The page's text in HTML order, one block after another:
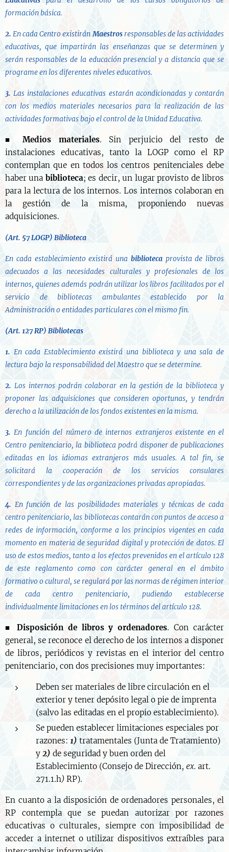
formación básica.
2. En cada Centro existiránMaestrosresponsables de las actividades
educativas, que impartirán las enseñanzas que se determinen y
serán responsables de la educación presencial y a distancia que se
programe en los diferentes niveles educativos.
3. Las instalaciones educativas estarán acondicionadas y contarán
con los medios materiales necesarios para la realización de las
actividades formativas bajo el control de la Unidad Educativa.
■ Medios materiales. Sin perjuicio del resto de
instalaciones educativas, tanto la LOGP como el RP
contemplan que en todos los centros penitenciales debe
haber una biblioteca; es decir, un lugar provisto de libros
para la lectura de los internos. Los internos colaboran en
la gestión de la misma, proponiendo nuevas
adquisiciones.
(Art. 57 LOGP) Biblioteca
En cada establecimiento existirá una bibliotecaprovista de libros
adecuados a las necesidades culturales y profesionales de los
internos, quienes además podrán utilizar los libros facilitados por el
servicio de bibliotecas ambulantes establecido por la
Administración o entidades particulares con el mismo fin.
(Art. 127 RP) Bibliotecas
1. En cada Establecimiento existirá una biblioteca y una sala de
lectura bajo la responsabilidad del Maestro que se determine.
2. Los internos podrán colaborar en la gestión de la biblioteca y
proponer las adquisiciones que consideren oportunas, y tendrán
derecho a la utilización de los fondos existentes en la misma.
3. En función del número de internos extranjeros existente en el
Centro penitenciario, la biblioteca podrá disponer de publicaciones
editadas en los idiomas extranjeros más usuales. A tal fin, se
solicitará la cooperación de los servicios consulares
correspondientes y de las organizaciones privadas apropiadas.
4. En función de las posibilidades materiales y técnicas de cada
centro penitenciario, las bibliotecas contarán con puntos de acceso a
redes de información, conforme a los principios vigentes en cada
momento en materia de seguridad digital y protección de datos. El
uso de estos medios, tanto a los efectos prevenidos en el artículo 128
de este reglamento como con carácter general en el ámbito
formativo o cultural, se regulará por las normas de régimen interior
de cada centro penitenciario, pudiendo establecerse
individualmente limitaciones en los términos del artículo 128.
■ Disposición de libros y ordenadores. Con carácter
general, se reconoce el derecho de los internos a disponer
de libros, periódicos y revistas en el interior del centro
penitenciario, con dos precisiones muy importantes:
Deben ser materiales de libre circulación en el
exterior y tener depósito legal o pie de imprenta
(salvo las editadas en el propio establecimiento).
Se pueden establecer limitaciones especiales por
razones: 1) tratamentales (Junta de Tratamiento)
y 2) de seguridad y buen orden del
Establecimiento (Consejo de Dirección, ex. art.
271.1.h) RP).
En cuanto a la disposición de ordenadores personales, el
RP contempla que se puedan autorizar por razones
educativas o culturales, siempre con imposibilidad de
acceder a internet o utilizar dispositivos extraíbles para